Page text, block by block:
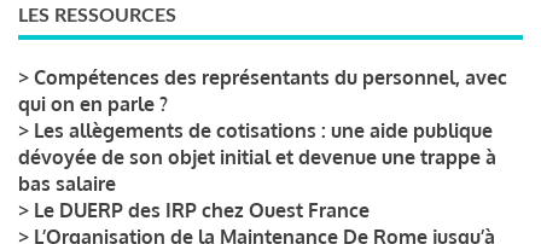
LES RESSOURCES
> Compétences des représentants du personnel, avec
qui on en parle ?
> Les allègements de cotisations : une aide publique
dévoyée de son objet initial et devenue une trappe à
bas salaire
> Le DUERP des IRP chez Ouest France
> L’Organisation de la Maintenance De Rome jusqu’à